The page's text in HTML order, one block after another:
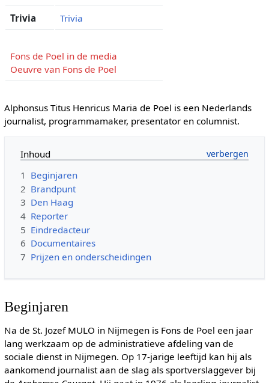
Trivia Trivia
Fons de Poel in de media
Oeuvre van Fons de Poel
Alphonsus Titus Henricus Maria de Poel is een Nederlands
journalist, programmamaker, presentator en columnist.
Inhoud
1 Beginjaren
2 Brandpunt
3 Den Haag
4 Reporter
5 Eindredacteur
6 Documentaires
7 Prijzen en onderscheidingen
Beginjaren
Na de St. Jozef MULO in Nijmegen is Fons de Poel een jaar
lang werkzaam op de administratieve afdeling van de
sociale dienst in Nijmegen. Op 17-jarige leeftijd kan hij als
aankomend journalist aan de slag als sportverslaggever bij